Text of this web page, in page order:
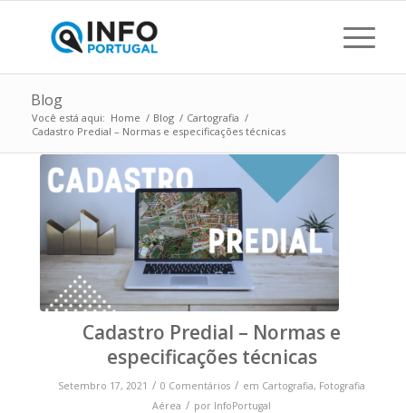
Blog
Você está aqui: Home / Blog / Cartografia /
Cadastro Predial – Normas e especificações técnicas
Cadastro Predial – Normas e
especificações técnicas
Setembro 17, 2021 / 0 Comentários / em Cartografia, Fotografia
Aérea / por InfoPortugal